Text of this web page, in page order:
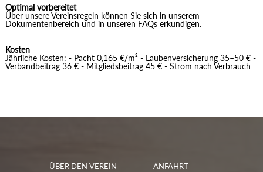
Optimal vorbereitet
Über unsere Vereinsregeln können Sie sich in unserem
Dokumentenbereich und in unseren FAQs erkundigen.
Kosten
Jährliche Kosten: - Pacht 0,165 €/m² - Laubenversicherung 35–50 € -
Verbandbeitrag 36 € - Mitgliedsbeitrag 45 € - Strom nach Verbrauch
ÜBER DEN VEREIN ANFAHRT